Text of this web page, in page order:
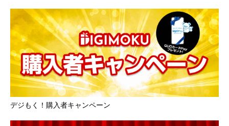
デジもく！購入者キャンペーン